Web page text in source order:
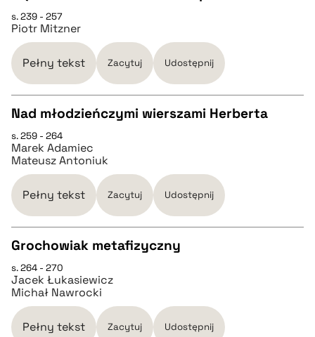
CZYSTY TEKST
pobierz cytat
BIBTEX
s. 239 - 257
Piotr Mitzner
Pełny tekst Zacytuj Udostępnij
CZYSTY TEKST
pobierz cytat
BIBTEX
pobierz cytat
Nad młodzieńczymi wierszami Herberta
s. 259 - 264
Marek Adamiec
Mateusz Antoniuk
Pełny tekst Zacytuj Udostępnij
CZYSTY TEKST
pobierz cytat
Grochowiak metafizyczny
s. 264 - 270
Jacek Łukasiewicz
Michał Nawrocki
Pełny tekst Zacytuj Udostępnij